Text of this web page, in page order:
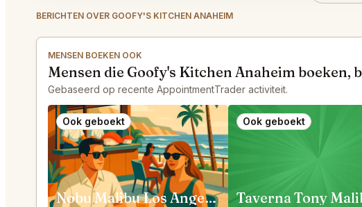
BERICHTEN OVER GOOFY'S KITCHEN ANAHEIM
MENSEN BOEKEN OOK
Mensen die Goofy's Kitchen Anaheim boeken,
Gebaseerd op recente AppointmentTrader activiteit.
Ook geboekt
Nobu Malibu Los Angeles
Ook geboekt
Taverna Tony